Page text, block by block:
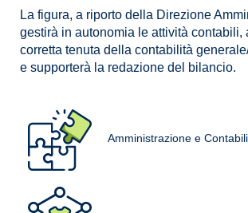
La figura, a riporto della Direzione
gestirà in autonomia le attività contabili,
corretta tenuta della contabilità
e supporterà la redazione del bilancio.
Amministrazione e